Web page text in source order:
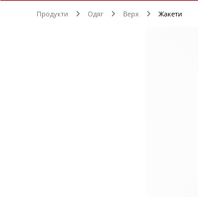
Продукти Одяг Верх Жакети